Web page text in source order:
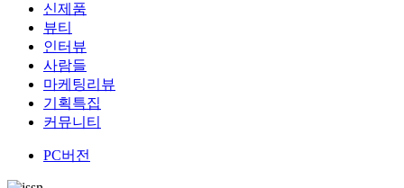
신제품
뷰티
인터뷰
사람들
마케팅리뷰
기획특집
커뮤니티
PC버전